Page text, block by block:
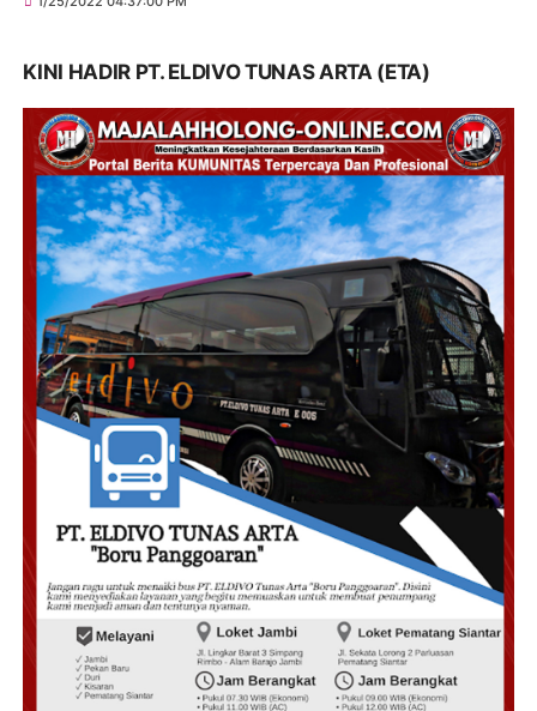
KINI HADIR PT. ELDIVO TUNAS ARTA (ETA)